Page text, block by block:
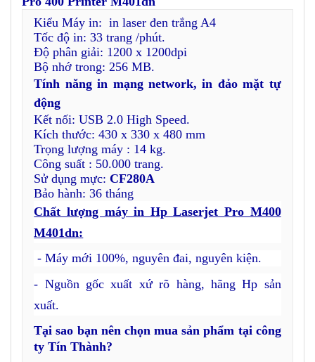
Kiểu Máy in: in laser đen trắng A4
Tốc độ in: 33 trang /phút.
Độ phân giải: 1200 x 1200dpi
Bộ nhớ trong: 256 MB.
Tính năng in mạng network, in đảo mặt tự
động
Kết nối: USB 2.0 High Speed.
Kích thước: 430 x 330 x 480 mm
Trọng lượng máy : 14 kg.
Công suất : 50.000 trang.
Sử dụng mực:CF280A
Bảo hành: 36 tháng
Chất lượng máy in Hp LaserjetPro M400
M401dn:
- Máy mới 100%, nguyên đai, nguyên kiện.
- Nguồn gốc xuất xứ rõ hàng, hãng Hp sản
xuất.
Tại sao bạn nên chọn mua sản phẩm tại công
ty Tín Thành?